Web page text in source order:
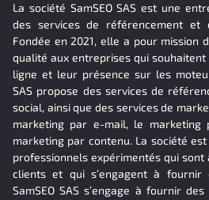
La société SamSEO SAS est une
des services de référencement et
Fondée en 2021, elle a pour mission
qualité aux entreprises qui
ligne et leur présence sur les
SAS propose des services de
social, ainsi que des services de
marketing par e-mail, le marketing
marketing par contenu. La société
professionnels expérimentés qui sont
clients et qui s’engagent à fournir
SamSEO SAS s’engage à fournir